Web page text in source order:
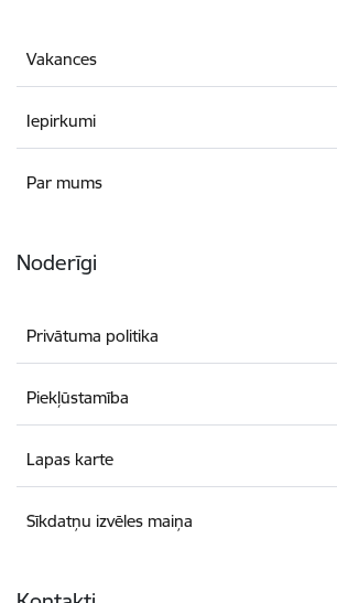
Vakances
Iepirkumi
Par mums
Noderīgi
Privātuma politika
Piekļūstamība
Lapas karte
Sīkdatņu izvēles maiņa